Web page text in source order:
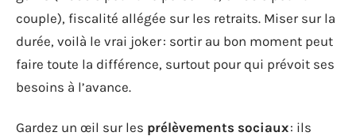
couple), fiscalité allégée sur les retraits. Miser sur la
durée, voilà le vrai joker : sortir au bon moment peut
faire toute la différence, surtout pour qui prévoit ses
besoins à l’avance.
Gardez un œil sur les prélèvements sociaux: ils